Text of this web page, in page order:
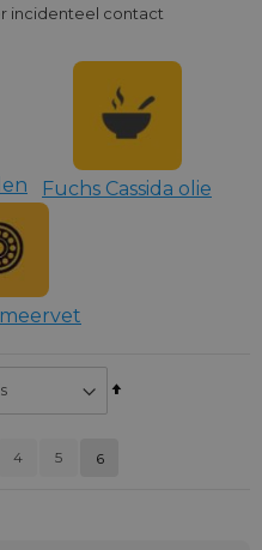
incidenteel contact
Fuchs Cassida olie
Van
Pagina Pagina
4 5 6